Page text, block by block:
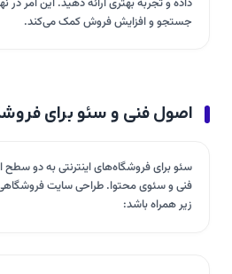
جستجو و افزایش فروش کمک می‌کند.
اصول فنی و سئو برای
سئو برای فروشگاه‌های اینترنتی به دو
فنی و سئوی محتوا. طراحی سایت فروشگاهی
زیر همراه باشد: